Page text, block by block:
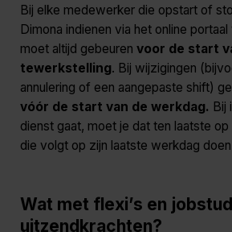
Bij elke medewerker die opstart of
Dimona indienen via het online
moet altijd gebeuren voor de start
tewerkstelling. Bij wijzigingen
annulering of een aangepaste shift)
vóór de start van de werkdag. Bij
dienst gaat, moet je dat ten laatste
die volgt op zijn laatste werkdag
Wat met flexi’s en
uitzendkrachten?